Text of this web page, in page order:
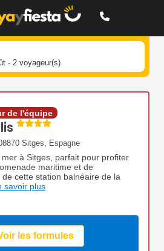
- 2 voyageur(s)
de l'équipe
Sitges, Espagne
à Sitges, parfait pour profiter
maritime et de
de cette station balnéaire de la
savoir plus
les formules